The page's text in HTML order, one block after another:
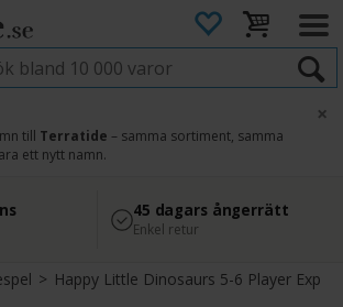
till Terratide – samma sortiment, samma
ett nytt namn.
×
Google
Säker betalning
med Svea
45 dagars ångerrätt
Enkel retur
> Happy Little Dinosaurs 5-6 Player Exp